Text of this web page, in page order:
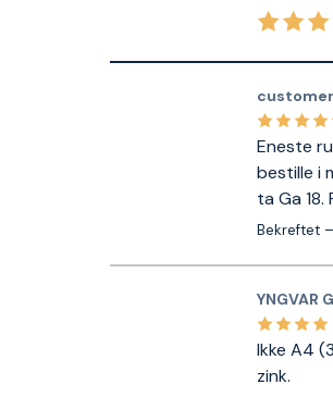
customer
Eneste
bestille i
ta Ga
Bekreftet
YNGVAR
Ikke A4
zink.